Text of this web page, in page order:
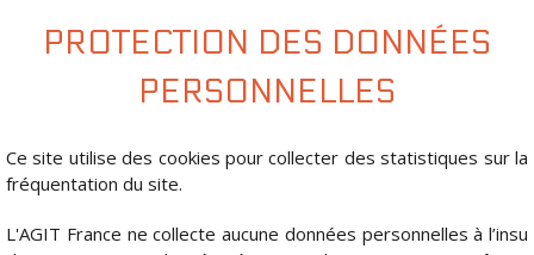
PROTECTION DES DONNÉES
PERSONNELLES
Ce site utilise des cookies pour collecter des statistiques sur la
fréquentation du site.
L'AGIT France ne collecte aucune données personnelles à l’insu